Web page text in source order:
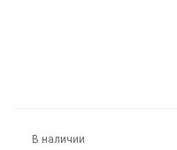
В наличии